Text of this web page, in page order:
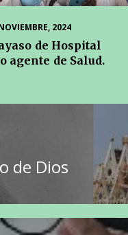
2024
de Hospital
agente de Salud.
de Dios